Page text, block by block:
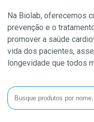
Na Biolab, oferecemos
prevenção e o
promover a saúde
vida dos pacientes,
longevidade que todos